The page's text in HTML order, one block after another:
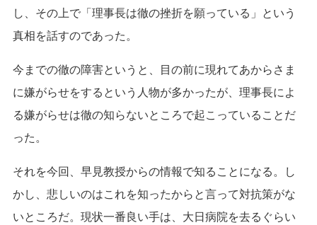
し、その上で「理事長は徹の挫折を願っている」という
真相を話すのであった。
今までの徹の障害というと、目の前に現れてあからさま
に嫌がらせをするという人物が多かったが、理事長によ
る嫌がらせは徹の知らないところで起こっていることだ
った。
それを今回、早見教授からの情報で知ることになる。し
かし、悲しいのはこれを知ったからと言って対抗策がな
いところだ。現状一番良い手は、大日病院を去るぐらい